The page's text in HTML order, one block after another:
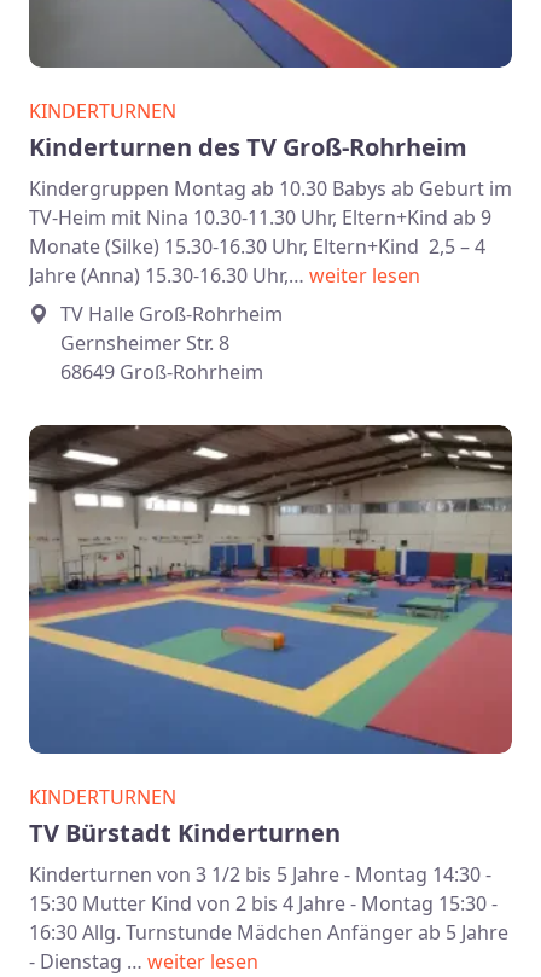
KINDERTURNEN
Kinderturnen des TV Groß-Rohrheim
Kindergruppen Montag ab 10.30 Babys ab Geburt im
TV-Heim mit Nina 10.30-11.30 Uhr, Eltern+Kind ab 9
Monate (Silke) 15.30-16.30 Uhr, Eltern+Kind 2,5 – 4
Jahre (Anna) 15.30-16.30 Uhr,… weiter lesen
TV Halle Groß-Rohrheim
Gernsheimer Str. 8
68649 Groß-Rohrheim
KINDERTURNEN
TV Bürstadt Kinderturnen
Kinderturnen von 3 1/2 bis 5 Jahre - Montag 14:30 -
15:30 Mutter Kind von 2 bis 4 Jahre - Montag 15:30 -
16:30 Allg. Turnstunde Mädchen Anfänger ab 5 Jahre
- Dienstag … weiter lesen